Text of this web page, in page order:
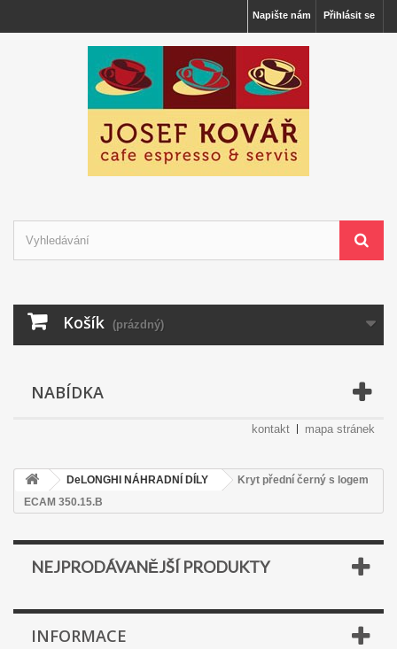
Přihlásit se
Napište nám
Košík (prázdný)
NABÍDKA
kontakt mapa stránek
DeLONGHI NÁHRADNÍ DÍLY
Kryt přední černý s logem
ECAM 350.15.B
NEJPRODÁVANĚJŠÍ PRODUKTY
INFORMACE